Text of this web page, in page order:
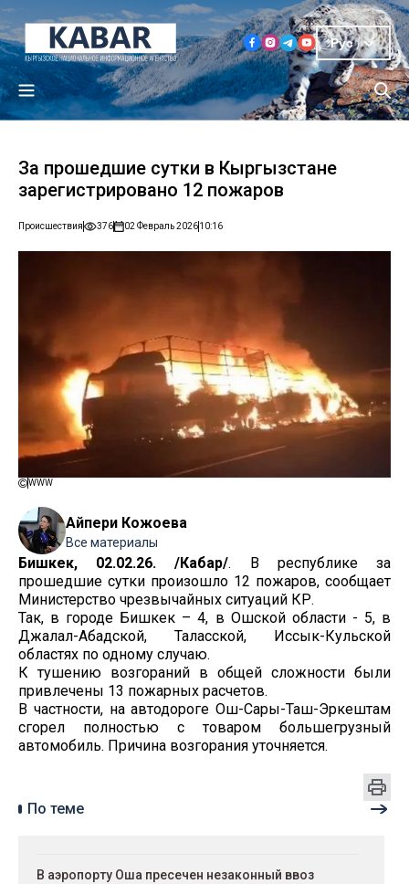
Рус
За прошедшие сутки в Кыргызстане
зарегистрировано 12 пожаров
Происшествия 376 02 Февраль 202610:16
WWW
Айпери Кожоева
Все материалы
Бишкек, 02.02.26. /Кабар/. В республике за
прошедшие сутки произошло 12 пожаров, сообщает
Министерство чрезвычайных ситуаций КР.
Так, в городе Бишкек – 4, в Ошской области - 5, в
Джалал-Абадской, Таласской, Иссык-Кульской
областях по одному случаю.
К тушению возгораний в общей сложности были
привлечены 13 пожарных расчетов.
В частности, на автодороге Ош-Сары-Таш-Эркештам
сгорел полностью с товаром большегрузный
автомобиль. Причина возгорания уточняется.
По теме
В аэропорту Оша пресечен незаконный ввоз